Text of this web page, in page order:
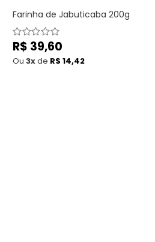
Farinha de Jabuticaba 200g
Preço
normal
R$ 39,60
Ou 3xde R$ 14,42